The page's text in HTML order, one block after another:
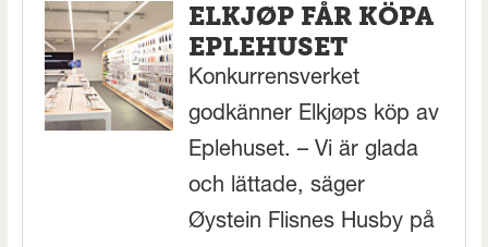
ELKJØP FÅR KÖPA
EPLEHUSET
Konkurrensverket
godkänner Elkjøps köp av
Eplehuset. – Vi är glada
och lättade, säger
Øystein Flisnes Husby på